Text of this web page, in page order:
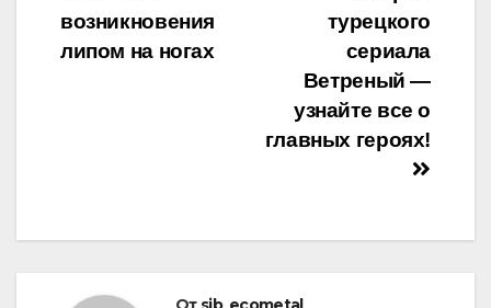
по
записям
турецкого
сериала
Ветреный —
узнайте все о
главных героях!
возникновения
липом на ногах